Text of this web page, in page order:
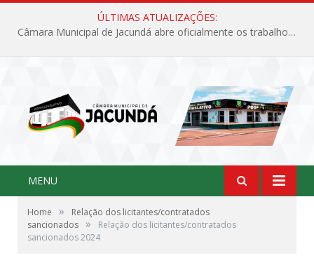
ÚLTIMAS ATUALIZAÇÕES:
Câmara Municipal de Jacundá abre oficialmente os trabalhos legislativos de 2026
MENU
Home »
Relação dos licitantes/contratados
sancionados »
Relação dos licitantes/contratados
sancionados 2024